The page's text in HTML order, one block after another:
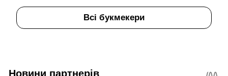
Всі букмекери